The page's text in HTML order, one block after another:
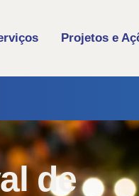
Projetos e
de